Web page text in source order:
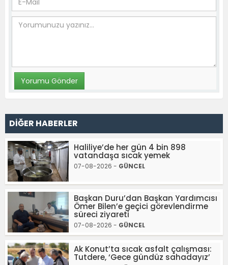
DİĞER HABERLER
Haliliye’de her gün 4 bin 898
vatandaşa sıcak yemek
07-08-2026 - GÜNCEL
Başkan Duru’dan Başkan Yardımcısı
Ömer Bilen’e geçici görevlendirme
süreci ziyareti
07-08-2026 - GÜNCEL
Ak Konut’ta sıcak asfalt çalışması:
Tutdere, ‘Gece gündüz sahadayız’